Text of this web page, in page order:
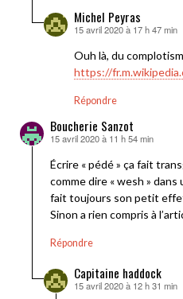
Michel Peyras
dit :
15 avril 2020 à 17 h 47 min
Ouh là, du
https://
Répondre
Boucherie Sanzot
dit :
15 avril 2020 à 11 h 54 min
Écrire « pédé » ça fait
comme dire « wesh »
fait toujours son petit
Sinon a rien compris à
Répondre
Capitaine haddock
dit :
15 avril 2020 à 12 h 31 min